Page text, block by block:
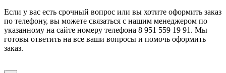
Если у вас есть срочный вопрос или вы хотите оформить заказ
по телефону, вы можете связаться с нашим менеджером по
указанному на сайте номеру телефона 8 951 559 19 91. Мы
готовы ответить на все ваши вопросы и помочь оформить
заказ.